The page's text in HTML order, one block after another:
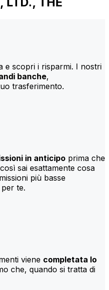
e scopri i risparmi. I nostri
banche,
trasferimento.
in anticipo prima che
sai esattamente cosa
più basse
te.
viene completata lo
che, quando si tratta di